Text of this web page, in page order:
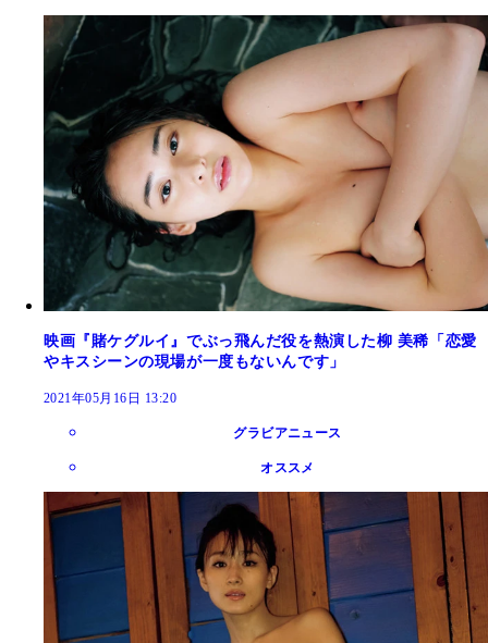
映画『賭ケグルイ』でぶっ飛んだ役を熱演した柳 美稀「恋愛
やキスシーンの現場が一度もないんです」
2021年05月16日 13:20
グラビアニュース
オススメ